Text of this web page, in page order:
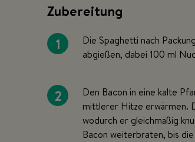
Zubereitung
1
Die Spaghetti nach
abgießen, dabei 100 ml
2
Den Bacon in eine kalte
mittlerer Hitze erwärmen.
wodurch er gleichmäßig
Bacon weiterbraten, bis